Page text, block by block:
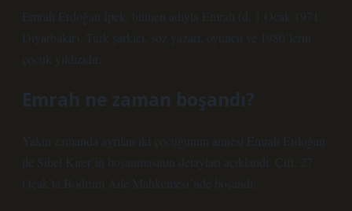
Emrah Erdoğan İpek, bilinen adıyla Emrah (d. 1 Ocak 1971,
Diyarbakır), Türk şarkıcı, söz yazarı, oyuncu ve 1980’lerin
çocuk yıldızıdır.
Emrah ne zaman boşandı?
Yakın zamanda ayrılan iki çocuğunun annesi Emrah Erdoğan
ile Sibel Kirer’in boşanmasının detayları açıklandı. Çift, 27
Ocak’ta Bodrum Aile Mahkemesi’nde boşandı.